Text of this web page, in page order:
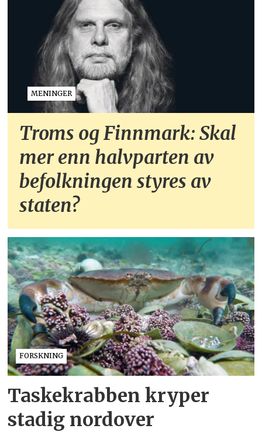
MENINGER
Troms og Finnmark: Skal
mer enn halvparten av
befolkningen styres av
staten?
FORSKNING
Taskekrabben kryper
stadig nordover